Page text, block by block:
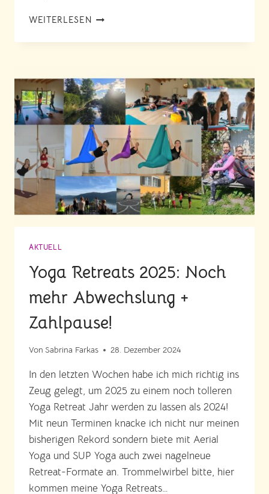
WEITERLESEN NEU:
YOGA
WIEN
AKTUELL
Yoga Retreats 2025: Noch
mehr Abwechslung +
Zahlpause!
Von Sabrina Farkas 28. Dezember 2024
In den letzten Wochen habe ich mich richtig ins
Zeug gelegt, um 2025 zu einem noch tolleren
Yoga Retreat Jahr werden zu lassen als 2024!
Mit neun Terminen knacke ich nicht nur meinen
bisherigen Rekord sondern biete mit Aerial
Yoga und SUP Yoga auch zwei nagelneue
Retreat-Formate an. Trommelwirbel bitte, hier
kommen meine Yoga Retreats…